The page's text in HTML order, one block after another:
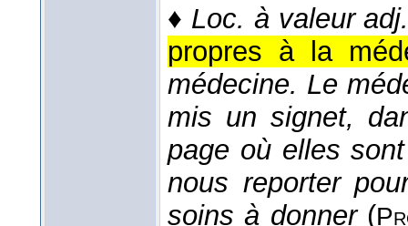
♦ Loc. à valeur
propres à la
médecine. Le
mis un signet,
page où elles
nous reporter
soins à donner(